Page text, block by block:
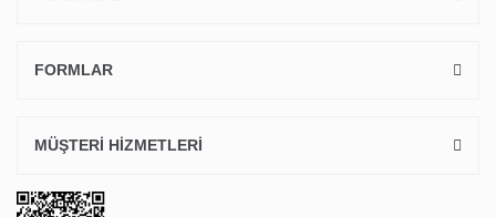
FORMLAR
MÜŞTERİ HİZMETLERİ